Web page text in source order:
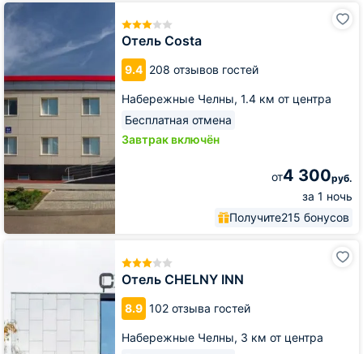
Отель Costa
9.4 208 отзывов гостей
Набережные Челны, 1.4 км от центра
Бесплатная отмена
Завтрак включён
от4 300руб.
за 1 ночь
Получите215 бонусов
Отель
Costa
Отель CHELNY INN
8.9 102 отзыва гостей
Набережные Челны, 3 км от центра